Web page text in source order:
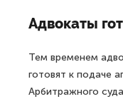
Адвокаты
Тем временем
готовят к подаче
Арбитражного